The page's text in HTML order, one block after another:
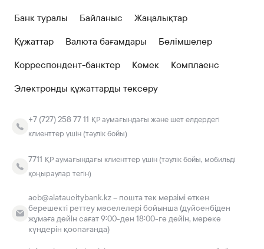
Банк туралы Байланыс
Жаңалықтар
Құжаттар
Валюта бағамдары
Бөлімшелер
Корреспондент-банктер
Көмек
Комплаенс
Электронды құжаттарды тексеру
+7 (727) 258 77 11 ҚР аумағындағы және шет елдердегі
клиенттер үшін (тәулік бойы)
7711 ҚР аумағындағы клиенттер үшін (тәулік бойы, мобильді
қоңыраулар тегін)
acb@alataucitybank.kz – пошта тек мерзімі өткен
берешекті реттеу мәселелері бойынша (дүйсенбіден
жұмаға дейін сағат 9:00-ден 18:00-ге дейін, мереке
күндерін қоспағанда)